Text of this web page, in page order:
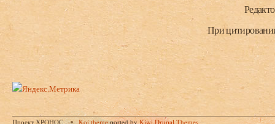
При
Проект ХРОНОС. Koi themeported byKiwi Drupal Themes.